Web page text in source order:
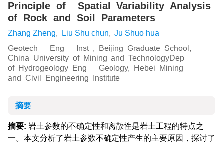
Principle of Spatial Variability Analysis
of Rock and Soil Parameters
Zhang Zheng, Liu Shu chun, Ju Shuo hua
Geotech Eng Inst , Beijing Graduate School,
China University of Mining and TechnologyDep
of Hydrogeology Eng Geology, Hebei Mining
and Civil Engineering Institute
摘要
摘要: 岩土参数的不确定性和离散性是岩土工程的特点之
一。本文分析了岩土参数不确定性产生的主要原因，探讨了